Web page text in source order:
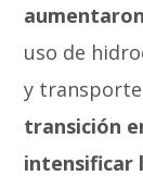
uso de
y
transición
intensificar